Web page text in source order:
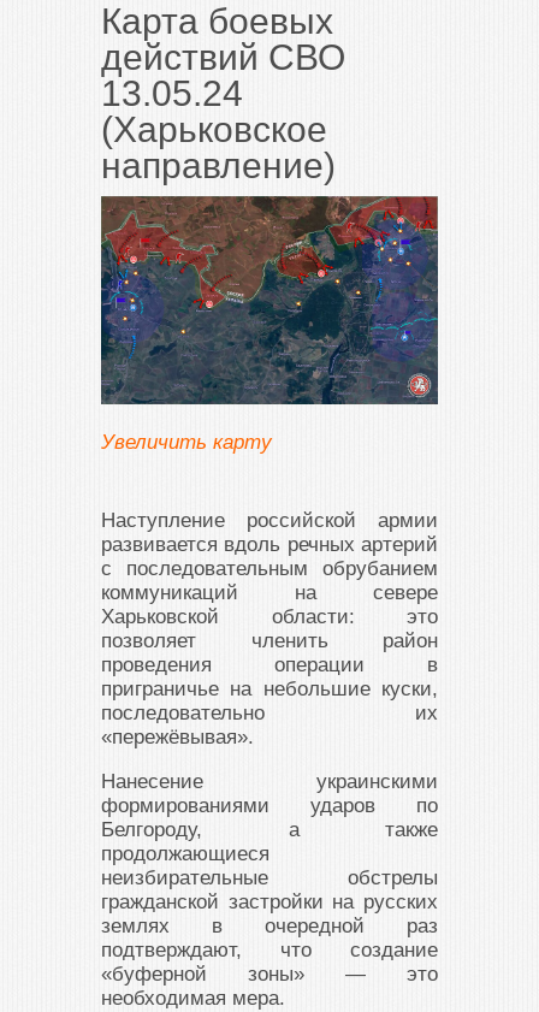
Карта боевых
действий СВО
13.05.24
(Харьковское
направление)
Увеличить карту
Наступление российской армии
развивается вдоль речных артерий
с последовательным обрубанием
коммуникаций на севере
Харьковской области: это
позволяет членить район
проведения операции в
приграничье на небольшие куски,
последовательно их
«пережёвывая».
Нанесение украинскими
формированиями ударов по
Белгороду, а также
продолжающиеся
неизбирательные обстрелы
гражданской застройки на русских
землях в очередной раз
подтверждают, что создание
«буферной зоны» — это
необходимая мера.